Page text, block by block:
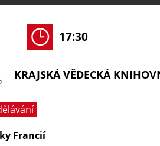
17:30
KRAJSKÁ VĚDECKÁ
Francií